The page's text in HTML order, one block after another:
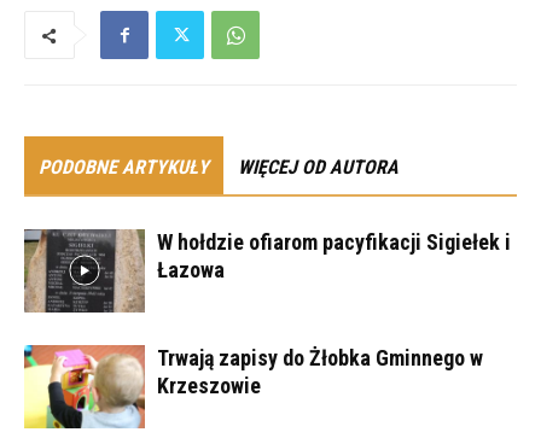
PODOBNE ARTYKUŁY WIĘCEJ OD AUTORA
W hołdzie ofiarom pacyfikacji Sigiełek i
Łazowa
Trwają zapisy do Żłobka Gminnego w
Krzeszowie